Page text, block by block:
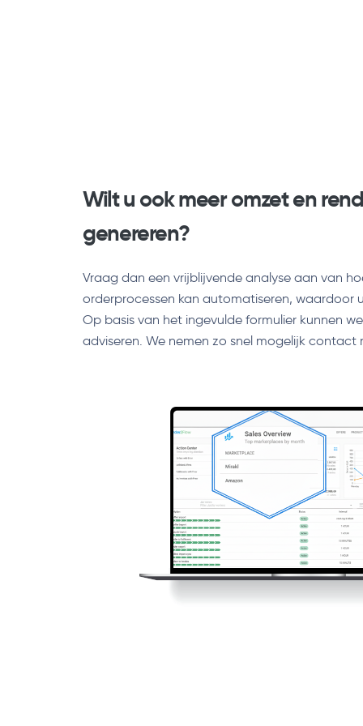
Wilt u ook meer omzet en
genereren?
Vraag dan een vrijblijvende analyse aan van
orderprocessen kan automatiseren, waardoor
Op basis van het ingevulde formulier kunnen
adviseren. We nemen zo snel mogelijk contact